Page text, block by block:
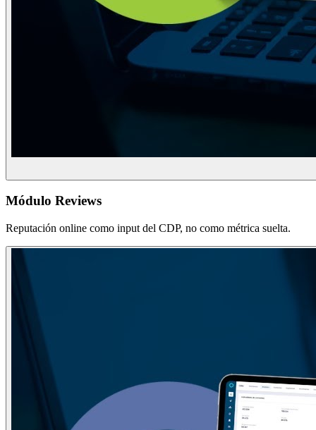
Módulo Reviews
Reputación online como input del CDP, no como métrica suelta.